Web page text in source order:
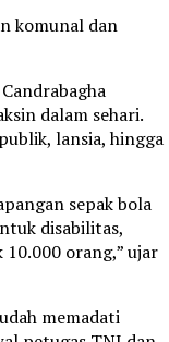
komunal dan
dalam sehari.
lansia, hingga
sepak bola
disabilitas,
orang,” ujar
memadati